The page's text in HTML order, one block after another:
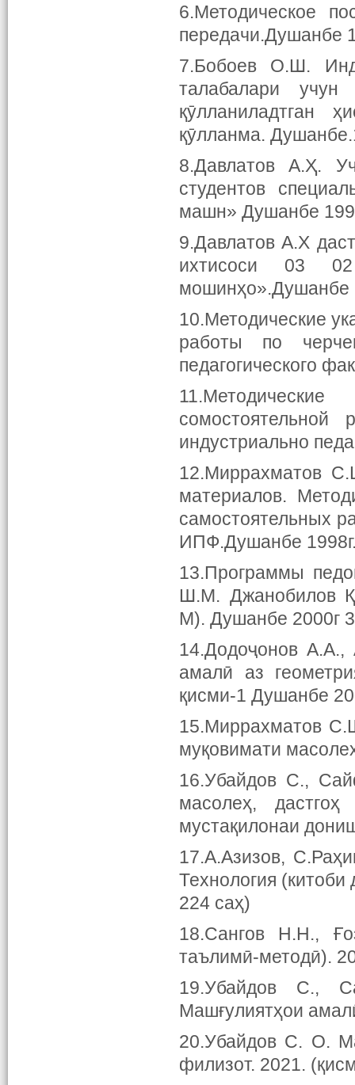
6.Методическое
передачи.Душанбе
7.Бобоев О.Ш.
талабалари
қӯлланиладтган
қӯлланма.
8.Давлатов А.Ҳ.
студентов
машн» Душанбе
9.Давлатов А.Х
ихтисоси 03
мошинҳо».Душанбе
10.Методические
работы по
педагогического
индустриально
12.Миррахматов
материалов.
самостоятельных
ИПФ.Душанбе
13.Программы
Ш.М. Джанобилов
М). Душанбе 2000г
14.Додоҷонов
амалӣ аз
қисми-1 Душанбе
15.Миррахматов
муқовимати
16.Убайдов С.,
масолеҳ,
мустақилонаи
17.А.Азизов,
Технология
224 саҳ)
18.Сангов Н.Н.,
таълимӣ-методӣ).
19.Убайдов С.,
Машғулиятҳои
20.Убайдов С. О.
филизот. 2021.